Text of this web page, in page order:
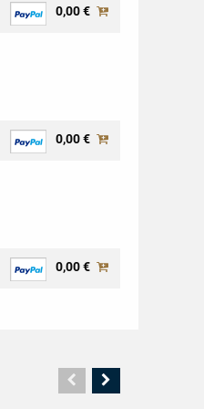
0,00 €
0,00 €
0,00 €
Vorherige
SeiteSeite